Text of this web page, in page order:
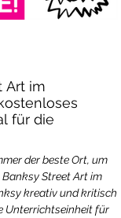
Art im
für die
der beste Ort, um
Banksy Street Art im
kreativ und kritisch
Unterrichtseinheit für